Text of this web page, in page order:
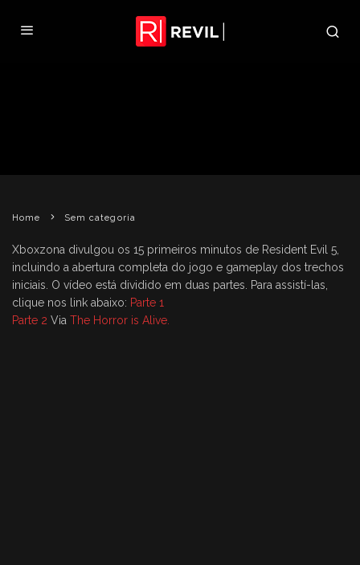
Home
Sem categoria
Xboxzona divulgou os 15 primeiros minutos de Resident Evil 5,
incluindo a abertura completa do jogo e gameplay dos trechos
iniciais. O vídeo está dividido em duas partes. Para assistí-las,
clique nos link abaixo: Parte 1
Parte 2 Via The Horror is Alive.